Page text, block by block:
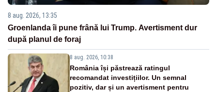
8 aug. 2026, 13:35
Groenlanda îi pune frână lui Trump. Avertisment dur
după planul de foraj
8 aug. 2026, 10:38
România își păstrează ratingul
recomandat investițiilor. Un semnal
pozitiv, dar și un avertisment pentru